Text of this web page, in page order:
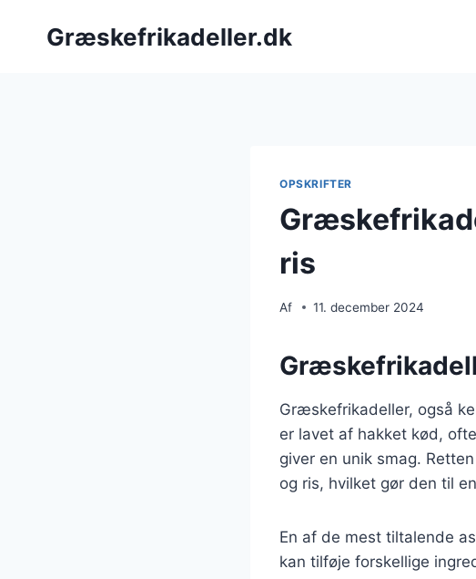
Græskefrikadeller.dk
OPSKRIFTER
ris
Af 11. december 2024
Græskefrikadeller, også
er lavet af hakket kød,
giver en unik smag.
og ris, hvilket gør den til
En af de mest tiltalende
kan tilføje forskellige